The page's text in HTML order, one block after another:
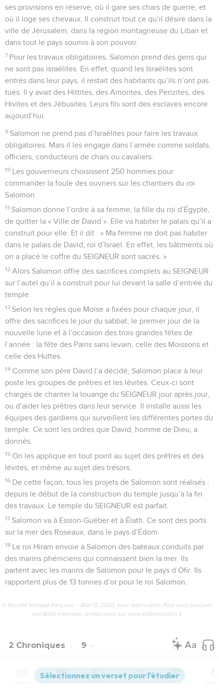
ses provisions en réserve, où il gare ses chars de guerre, et
où il loge ses chevaux. Il construit tout ce qu’il désire dans la
ville de Jérusalem, dans la région montagneuse du Liban et
dans tout le pays soumis à son pouvoir.
7 Pour les travaux obligatoires, Salomon prend des gens qui
ne sont pas israélites. En effet, quand les Israélites sont
entrés dans leur pays, il restait des habitants qu’ils n’ont pas
tués. Il y avait des Hittites, des Amorites, des Perizites, des
Hivites et des Jébusites. Leurs fils sont des esclaves encore
aujourd’hui.
9 Salomon ne prend pas d’Israélites pour faire les travaux
obligatoires. Mais il les engage dans l’armée comme soldats,
officiers, conducteurs de chars ou cavaliers.
10 Les gouverneurs choisissent 250 hommes pour
commander la foule des ouvriers sur les chantiers du roi
Salomon.
11 Salomon donne l’ordre à sa femme, la fille du roi d’Égypte,
de quitter la « Ville de David ». Elle va habiter le palais qu’il a
construit pour elle. Et il dit : « Ma femme ne doit pas habiter
dans le palais de David, roi d’Israël. En effet, les bâtiments où
on a placé le coffre du SEIGNEUR sont sacrés. »
12 Alors Salomon offre des sacrifices complets au SEIGNEUR
sur l’autel qu’il a construit pour lui devant la salle d’entrée du
temple.
13 Selon les règles que Moïse a fixées pour chaque jour, il
offre des sacrifices le jour du sabbat, le premier jour de la
nouvelle lune et à l’occasion des trois grandes fêtes de
l’année : la fête des Pains sans levain, celle des Moissons et
celle des Huttes.
14 Comme son père David l’a décidé, Salomon place à leur
poste les groupes de prêtres et les lévites. Ceux-ci sont
chargés de chanter la louange du SEIGNEUR jour après jour,
ou d’aider les prêtres dans leur service. Il installe aussi les
équipes des gardiens qui surveillent les différentes portes du
temple. Ce sont les ordres que David, homme de Dieu, a
donnés.
15 On les applique en tout point au sujet des prêtres et des
lévites, et même au sujet des trésors.
16 De cette façon, tous les projets de Salomon sont réalisés :
depuis le début de la construction du temple jusqu’à la fin
des travaux. Le temple du SEIGNEUR est parfait.
17 Salomon va à Ession-Guéber et à Élath. Ce sont des ports
sur la mer des Roseaux, dans le pays d’Édom.
18 Le roi Hiram envoie à Salomon des bateaux conduits par
des marins phéniciens qui connaissent bien la mer. Ils
partent avec les marins de Salomon pour le pays d’Ofir. Ils
rapportent plus de 13 tonnes d’or pour le roi Salomon.
© Société biblique française – Bibli’O, 2000, avec autorisation. Pour vous procurer
une Bible imprimée, rendez-vous sur www.editionsbiblio.fr
2 Chroniques 9
Seuls les Évangiles sont disponibles en vidéo pour le moment.
Versions Commentaires Strong